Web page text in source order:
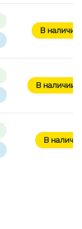
В
В наличии:
В